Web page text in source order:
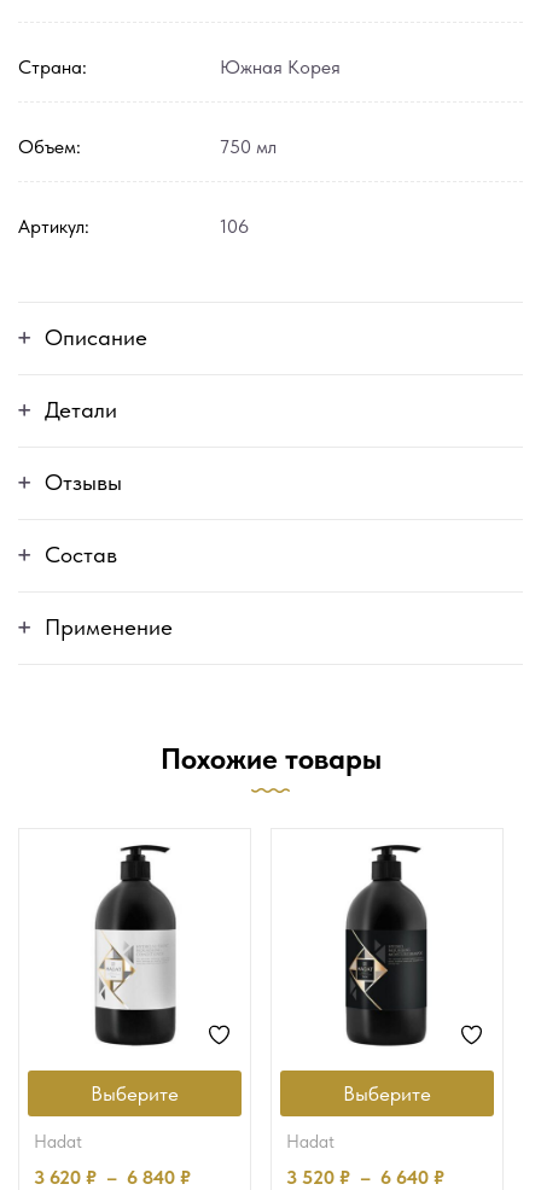
Страна: Южная Корея
Объем: 750 мл
Артикул: 106
Описание
Детали
Отзывы
Состав
Применение
Похожие товары
Выберите
hadat
3 620 ₽ – 6 840 ₽
Выберите
hadat
3 520 ₽ – 6 640 ₽